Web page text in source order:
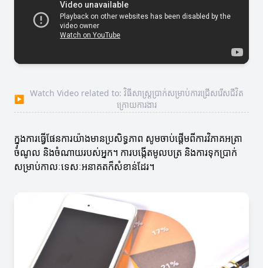
▶
Watch Video related to: វិធីសាស្ត្រប្រាក់សម្រាប់ការជ្រើសរើសជីវិត
ក្រោយការងារ
ក្នុងការធ្វើផែនការយ៉ាងមានប្រសិទ្ធភាព សូមចាប់ផ្តើមពីការវិភាគអត្រា
ចំណូល និងចំណាយរបស់អ្នក។ ការបង្កើតមូលបត្រ និងការទុកប្រាក់
សម្រាប់កាលៈទេសៈអនាគតក៏សំខាន់ដែរ។